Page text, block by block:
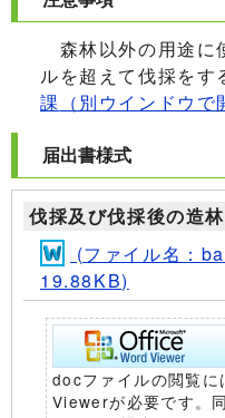
森林以外の用途に
ルを超えて伐採をす
課 （別ウインドウ
届出書様式
伐採及び伐採後の造
(ファイル名：
19.88KB)
docファイルの閲覧
Viewerが必要です。